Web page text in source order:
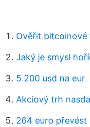
Ověřit bitcoinové
Jaký je smysl
5 200 usd na eur
Akciový trh
264 euro převést